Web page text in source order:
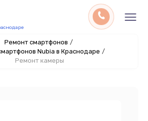
Ремонт смартфонов /
Nubia в Краснодаре /
Ремонт камеры